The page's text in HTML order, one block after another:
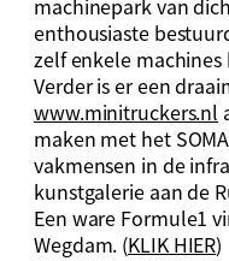
machinepark van
enthousiaste
zelf enkele
Verder is er een
www.minitruckers.nl
maken met het
vakmensen in de
kunstgalerie aan de
Een ware Formule1
Wegdam. (KLIK HIER)